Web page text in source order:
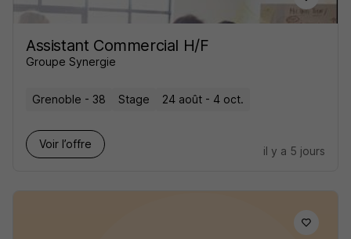
Assistant Commercial H/F
Groupe Synergie
Grenoble - 38 Stage 24 août - 4 oct.
Voir l’offre
il y a 5 jours